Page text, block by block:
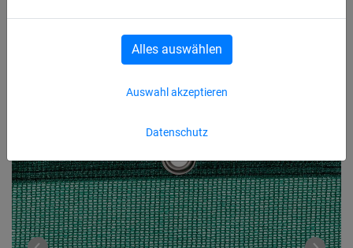
Datenschutz
Auswahl akzeptieren
Alles auswählen